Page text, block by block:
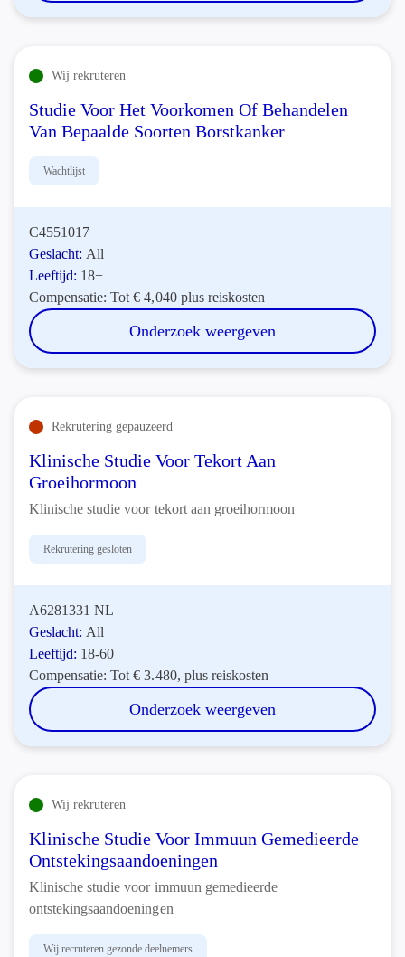
Wij rekruteren
Studie Voor Het Voorkomen Of Behandelen
Van Bepaalde Soorten Borstkanker
Wachtlijst
C4551017
Geslacht: All
Leeftijd: 18+
Compensatie:Tot € 4,040 plus reiskosten
Onderzoek weergeven
Rekrutering gepauzeerd
Klinische Studie Voor Tekort Aan
Groeihormoon
Klinische studie voor tekort aan groeihormoon
Rekrutering gesloten
A6281331 NL
Geslacht: All
Leeftijd: 18-60
Compensatie:Tot € 3.480, plus reiskosten
Onderzoek weergeven
Wij rekruteren
Klinische Studie Voor Immuun Gemedieerde
Ontstekingsaandoeningen
Klinische studie voor immuun gemedieerde
ontstekingsaandoeningen
Wij recruteren gezonde deelnemers